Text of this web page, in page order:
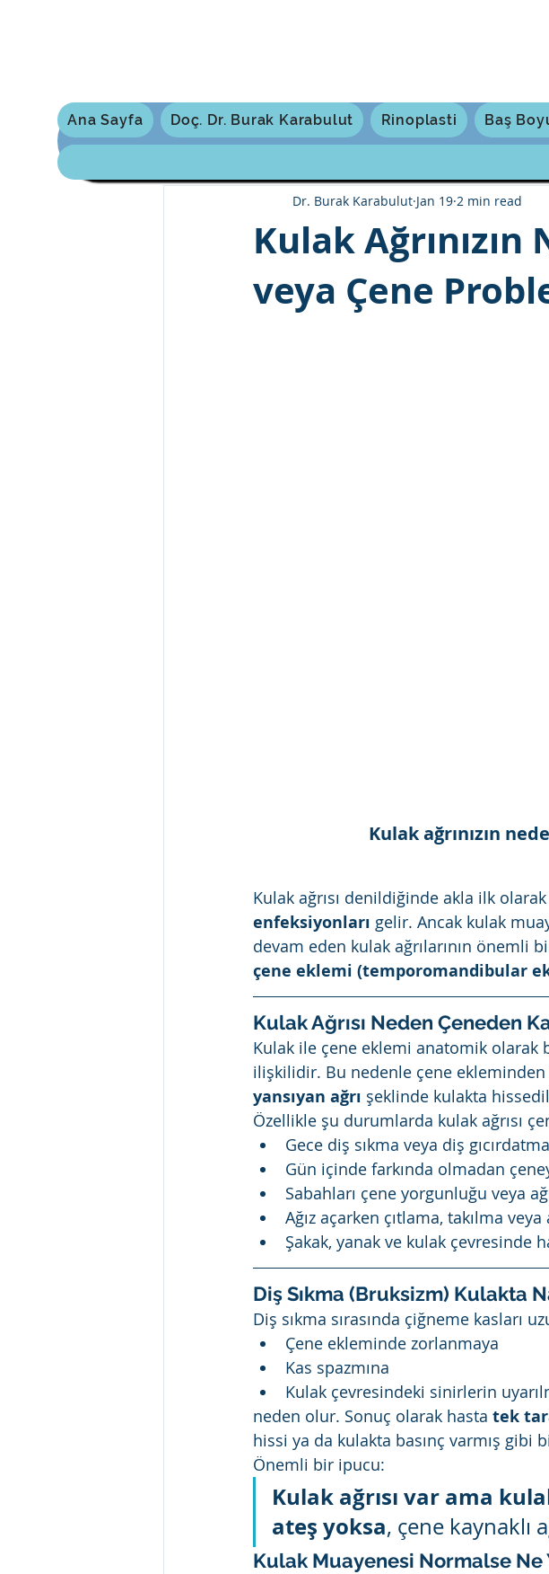
All Posts Topluluğunuz
Kulak Ağrınızın
veya Çene
Dr. Burak Karabulut Jan 19 2 min read
Kulak ağrınızın
Kulak ağrısı denildiğinde akla ilk olarak
enfeksiyonları gelir. Ancak kulak
devam eden kulak ağrılarının önemli
çene eklemi (temporomandibular
Kulak Ağrısı Neden Çeneden
Kulak ile çene eklemi anatomik olarak
ilişkilidir. Bu nedenle çene ekleminden
yansıyan ağrı şeklinde kulakta
Özellikle şu durumlarda kulak ağrısı
Gece diş sıkma veya diş gıcırdatma
Gün içinde farkında olmadan
Sabahları çene yorgunluğu veya
Ağız açarken çıtlama, takılma veya
Şakak, yanak ve kulak çevresinde
Diş Sıkma (Bruksizm) Kulakta
Diş sıkma sırasında çiğneme kasları
Çene ekleminde zorlanmaya
Kas spazmına
Kulak çevresindeki sinirlerin
neden olur. Sonuç olarak hasta tek
hissi ya da kulakta basınç varmış gibi
Önemli bir ipucu:
Kulak ağrısı var ama
ateş yoksa, çene kaynaklı
Kulak Muayenesi Normalse Ne
Ana Sayfa Doç. Dr. Burak Karabulut Rinoplasti Baş